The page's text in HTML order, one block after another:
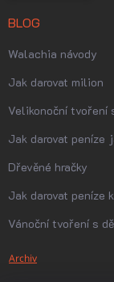
BLOG
Walachia návody
Jak darovat milion
Velikonoční tvoření
Jak darovat peníze
Dřevěné hračky
Jak darovat peníze
Vánoční tvoření s
Archiv